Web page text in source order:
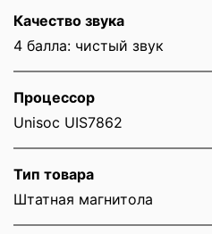
Качество звука
4 балла: чистый звук
Процессор
Unisoc UIS7862
Тип товара
Штатная магнитола